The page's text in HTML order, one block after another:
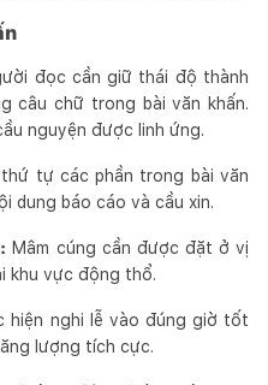
đọc cần giữ thái độ thành
câu chữ trong bài văn khấn.
nguyện được linh ứng.
tự các phần trong bài văn
dung báo cáo và cầu xin.
Mâm cúng cần được đặt ở vị
khu vực động thổ.
hiện nghi lễ vào đúng giờ tốt
lượng tích cực.